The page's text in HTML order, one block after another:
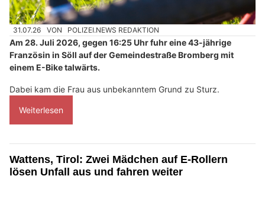
31.07.26 VON POLIZEI.NEWS REDAKTION
Am 28. Juli 2026, gegen 16:25 Uhr fuhr eine 43-jährige
Französin in Söll auf der Gemeindestraße Bromberg mit
einem E-Bike talwärts.
Dabei kam die Frau aus unbekanntem Grund zu Sturz.
Weiterlesen
Wattens, Tirol: Zwei Mädchen auf E-Rollern
lösen Unfall aus und fahren weiter